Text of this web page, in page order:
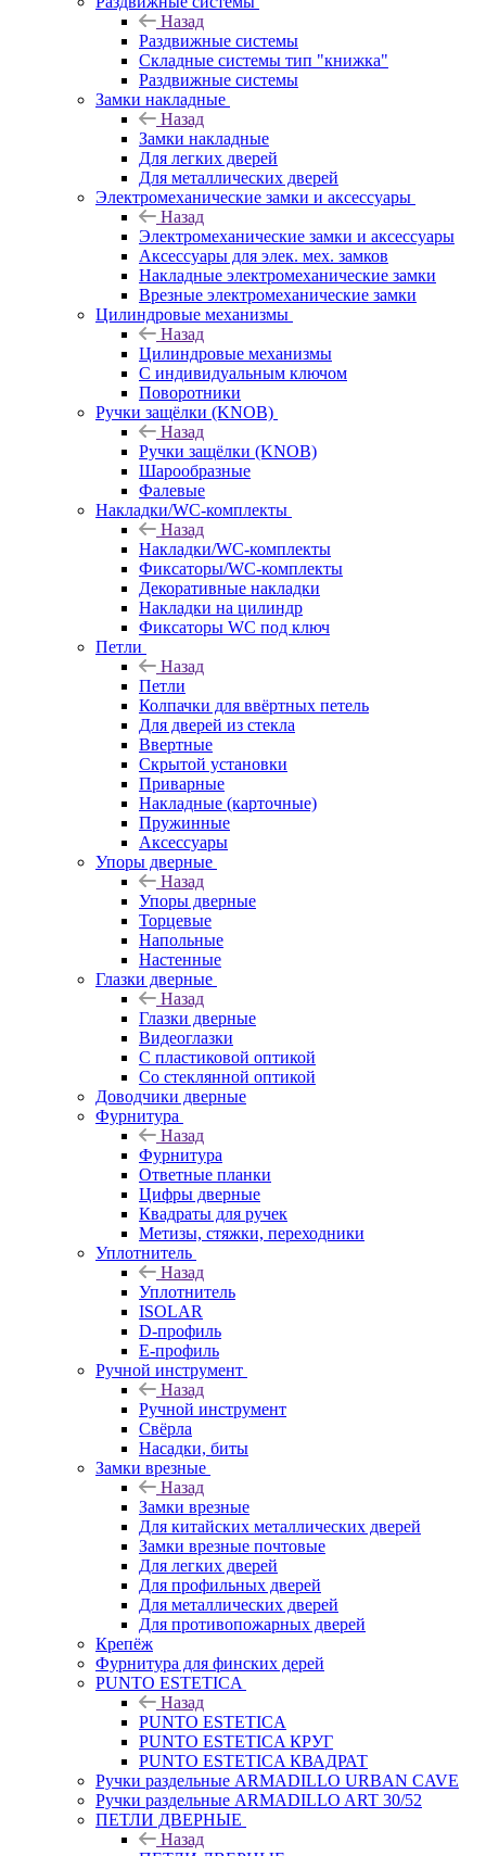
Назад
Раздвижные системы
Складные системы тип "книжка"
Раздвижные системы
Замки накладные
Назад
Замки накладные
Для легких дверей
Для металлических дверей
Электромеханические замки и аксессуары
Назад
Электромеханические замки и аксессуары
Аксессуары для элек. мех. замков
Накладные электромеханические замки
Врезные электромеханические замки
Цилиндровые механизмы
Назад
Цилиндровые механизмы
С индивидуальным ключом
Поворотники
Ручки защёлки (KNOB)
Назад
Ручки защёлки (KNOB)
Шарообразные
Фалевые
Накладки/WC-комплекты
Назад
Накладки/WC-комплекты
Фиксаторы/WC-комплекты
Декоративные накладки
Накладки на цилиндр
Фиксаторы WC под ключ
Петли
Назад
Петли
Колпачки для ввёртных петель
Для дверей из стекла
Ввертные
Скрытой установки
Приварные
Накладные (карточные)
Пружинные
Аксессуары
Упоры дверные
Назад
Упоры дверные
Торцевые
Напольные
Настенные
Глазки дверные
Назад
Глазки дверные
Видеоглазки
С пластиковой оптикой
Со стеклянной оптикой
Доводчики дверные
Фурнитура
Назад
Фурнитура
Ответные планки
Цифры дверные
Квадраты для ручек
Метизы, стяжки, переходники
Уплотнитель
Назад
Уплотнитель
ISOLAR
D-профиль
Е-профиль
Ручной инструмент
Назад
Ручной инструмент
Свёрла
Насадки, биты
Замки врезные
Назад
Замки врезные
Для китайских металлических дверей
Замки врезные почтовые
Для легких дверей
Для профильных дверей
Для металлических дверей
Для противопожарных дверей
Крепёж
Фурнитура для финских дерей
PUNTO ESTETICA
Назад
PUNTO ESTETICA
PUNTO ESTETICA КРУГ
PUNTO ESTETICA КВАДРАТ
Ручки раздельные ARMADILLO URBAN CAVE
Ручки раздельные ARMADILLO ART 30/52
ПЕТЛИ ДВЕРНЫЕ
Назад